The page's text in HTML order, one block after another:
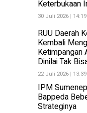
Keterbukaan
30 Juli 2026 |
RUU Daerah
Kembali
Ketimpangan
Dinilai Tak
22 Juli 2026 |
IPM
Bappeda
Strateginya